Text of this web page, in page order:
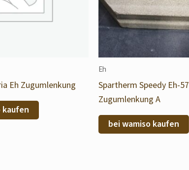
Eh Zugumlenkung
kaufen
Eh
Spartherm Speedy Eh-57
Zugumlenkung A
bei wamiso kaufen